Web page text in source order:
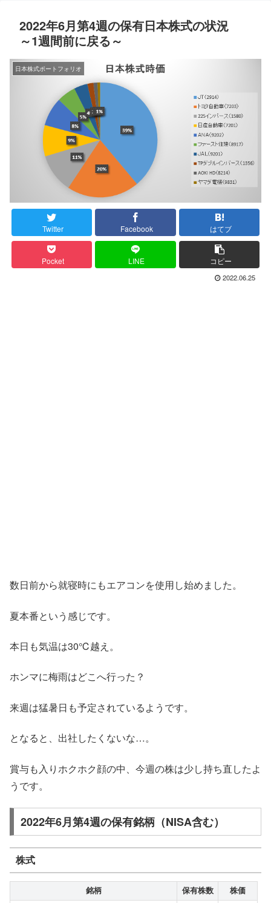
2022年6月第4週の保有日本株式の状況
～1週間前に戻る～
日本株式ポートフォリオ
Twitter Facebook はてブ
Pocket LINE コピー
2022.06.25
数日前から就寝時にもエアコンを使用し始めました。
夏本番という感じです。
本日も気温は30℃越え。
ホンマに梅雨はどこへ行った？
来週は猛暑日も予定されているようです。
となると、出社したくないな…。
賞与も入りホクホク顔の中、今週の株は少し持ち直したよ
うです。
2022年6月第4週の保有銘柄（NISA含む）
株式
銘柄 保有株数 株価